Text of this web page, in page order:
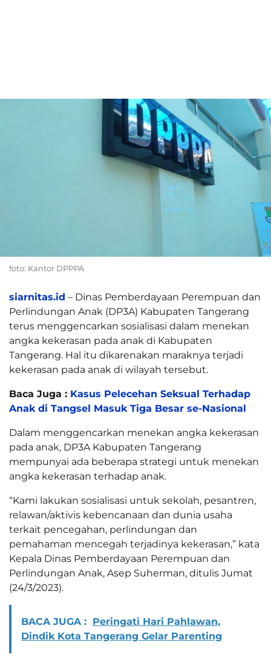
foto: Kantor DPPPA
siarnitas.id – Dinas Pemberdayaan Perempuan dan
Perlindungan Anak (DP3A) Kabupaten Tangerang
terus menggencarkan sosialisasi dalam menekan
angka kekerasan pada anak di Kabupaten
Tangerang. Hal itu dikarenakan maraknya terjadi
kekerasan pada anak di wilayah tersebut.
Baca Juga : Kasus Pelecehan Seksual Terhadap
Anak di Tangsel Masuk Tiga Besar se-Nasional
Dalam menggencarkan menekan angka kekerasan
pada anak, DP3A Kabupaten Tangerang
mempunyai ada beberapa strategi untuk menekan
angka kekerasan terhadap anak.
“Kami lakukan sosialisasi untuk sekolah, pesantren,
relawan/aktivis kebencanaan dan dunia usaha
terkait pencegahan, perlindungan dan
pemahaman mencegah terjadinya kekerasan,” kata
Kepala Dinas Pemberdayaan Perempuan dan
Perlindungan Anak, Asep Suherman, ditulis Jumat
(24/3/2023).
BACA JUGA : Peringati Hari Pahlawan,
Dindik Kota Tangerang Gelar Parenting